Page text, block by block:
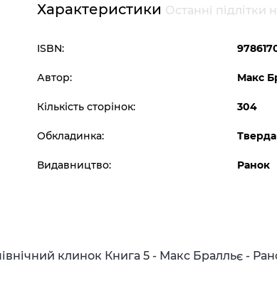
Характеристики Останні підлітки
ISBN:
Автор: Макс
Кількість сторінок: 304
Обкладинка: Тверда
Видавництво: Ранок
клинок Книга 5 - Макс Бралльє -